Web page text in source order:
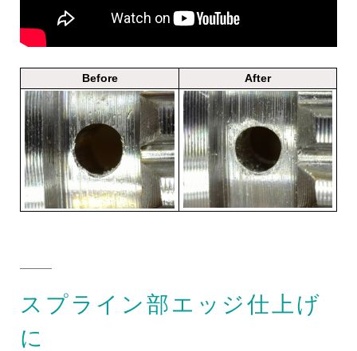
Before After
スプライン部エッジ仕上げ
に